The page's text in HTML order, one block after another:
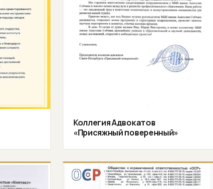
Коллегия Адвокатов
«Присяжный поверенный»